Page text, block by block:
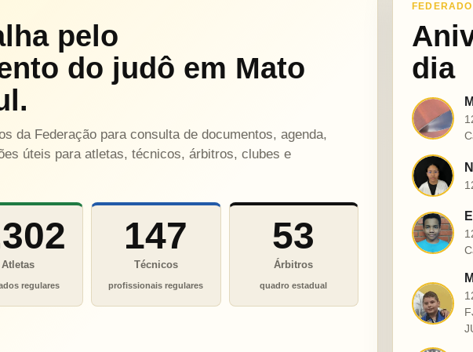
pelo
do judô em Mato
da Federação para consulta de documentos, agenda,
úteis para atletas, técnicos, árbitros, clubes e
Atletas
regulares
147
Técnicos
profissionais regulares
53
Árbitros
quadro estadual
dia
M
N
E
M